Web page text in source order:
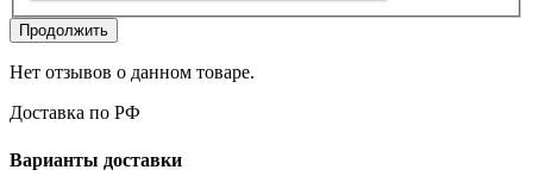
Продолжить
Нет отзывов о данном товаре.
Доставка по РФ
Варианты доставки